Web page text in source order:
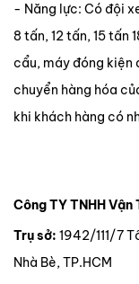
- Năng lực: Có đội
8 tấn, 12 tấn, 15 tấn
cẩu, máy đóng kiện
chuyển hàng hóa
khi khách hàng có
Công TY TNHH
Trụ sở: 1942/111/7
Nhà Bè, TP.HCM